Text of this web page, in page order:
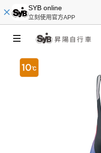
SYB online
立刻使用官方APP